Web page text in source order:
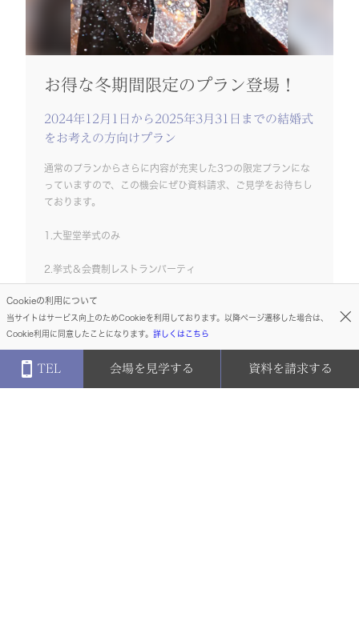
お得な冬期間限定のプラン登場！
2024年12月1日から2025年3月31日までの結婚式
をお考えの方向けプラン
通常のプランからさらに内容が充実した3つの限定プランにな
っていますので、この機会にぜひ資料請求、ご見学をお待ちし
ております。
1.大聖堂挙式のみ
2.挙式＆会費制レストランパーティ
3.挙式＆会費制ゲストハウスパーティ
Winter
Cookieの利用について
当サイトはサービス向上のためCookieを利用しております。以降ページ遷移した場合は、
Cookie利用に同意したことになります。 詳しくはこちら
TEL 会場を見学する 資料を請求する